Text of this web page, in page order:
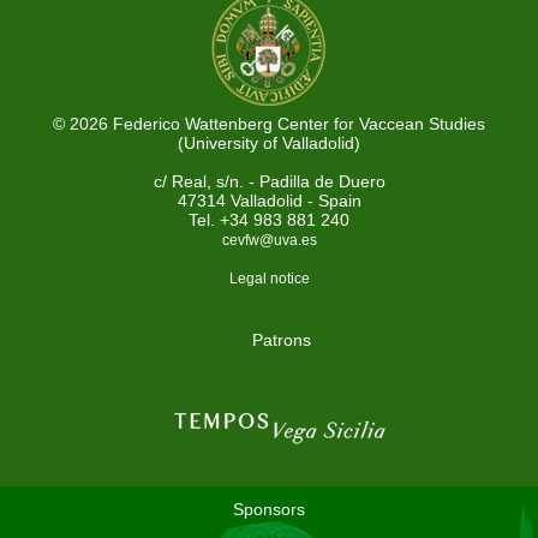
© 2026 Federico Wattenberg Center for Vaccean Studies
(University of Valladolid)
c/ Real, s/n. - Padilla de Duero
47314 Valladolid - Spain
Tel. +34 983 881 240
cevfw@uva.es
Legal notice
Patrons
Sponsors